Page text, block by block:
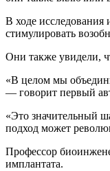
В ходе
стимулировать
Они также увидели,
«В целом мы
— говорит первый
«Это значительный
подход может
Профессор
имплантата.